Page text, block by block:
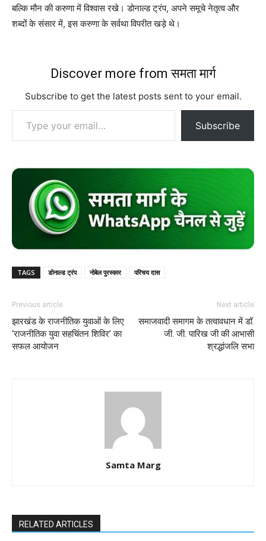
बल्कि मौन की करुणा में विश्वास रखे। डोनाल्ड ट्रंप, अपने समूचे नेतृत्व और
शब्दों के संसार में, इस करुणा के सर्वथा विपरीत खड़े थे।
Discover more from समता मार्ग
Subscribe to get the latest posts sent to your email.
Type your email…
Subscribe
TAGS डोनाल्ड ट्रंप नोबेल पुरस्कार परिचय दास
Previous article
झारखंड के राजनीतिक युवाओं के लिए
‘राजनीतिक युवा सहचिंतन शिविर’ का
सफल आयोजन
Next article
समाजवादी समागम के तत्वावधान में डॉ.
जी. जी. पारिख जी की आभासी
श्रद्धांजलि सभा
Samta Marg
RELATED ARTICLES